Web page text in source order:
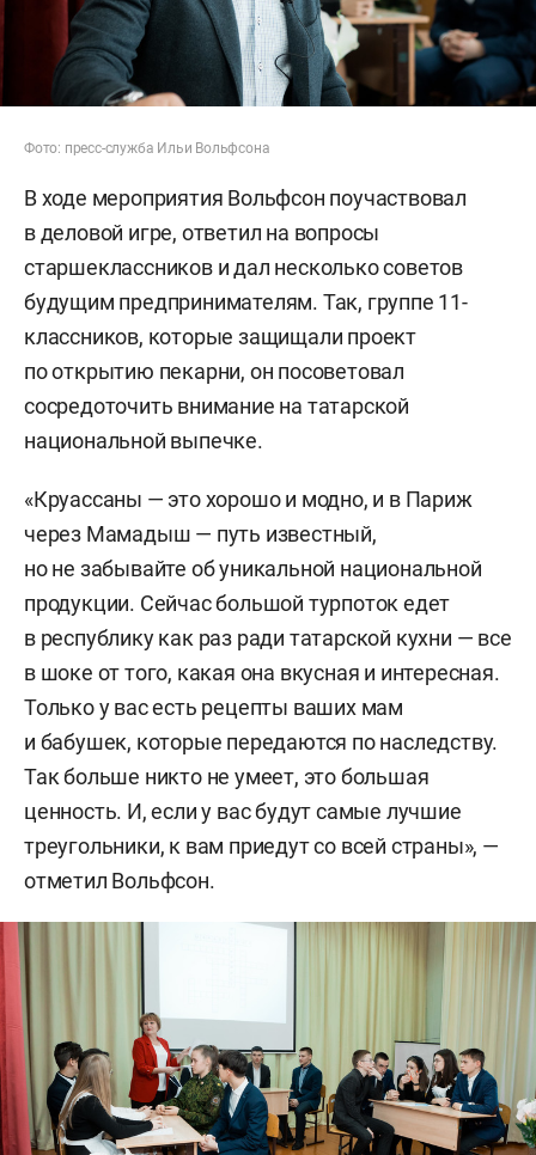
Фото: пресс-служба Ильи Вольфсона
В ходе мероприятия Вольфсон поучаствовал
в деловой игре, ответил на вопросы
старшеклассников и дал несколько советов
будущим предпринимателям. Так, группе 11-
классников, которые защищали проект
по открытию пекарни, он посоветовал
сосредоточить внимание на татарской
национальной выпечке.
«Круассаны — это хорошо и модно, и в Париж
через Мамадыш — путь известный,
но не забывайте об уникальной национальной
продукции. Сейчас большой турпоток едет
в республику как раз ради татарской кухни — все
в шоке от того, какая она вкусная и интересная.
Только у вас есть рецепты ваших мам
и бабушек, которые передаются по наследству.
Так больше никто не умеет, это большая
ценность. И, если у вас будут самые лучшие
треугольники, к вам приедут со всей страны», —
отметил Вольфсон.